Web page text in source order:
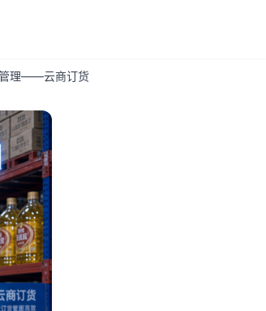
管理——云商订货